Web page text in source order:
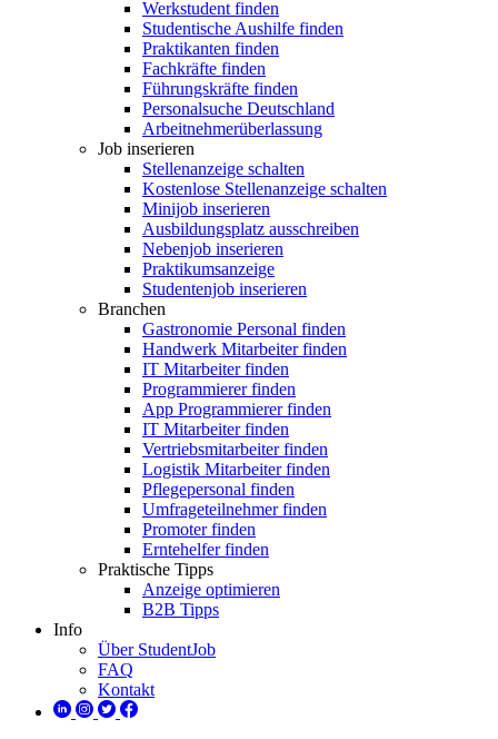
Werkstudent finden
Studentische Aushilfe finden
Praktikanten finden
Fachkräfte finden
Führungskräfte finden
Personalsuche Deutschland
Arbeitnehmerüberlassung
Job inserieren
Stellenanzeige schalten
Kostenlose Stellenanzeige schalten
Minijob inserieren
Ausbildungsplatz ausschreiben
Nebenjob inserieren
Praktikumsanzeige
Studentenjob inserieren
Branchen
Gastronomie Personal finden
Handwerk Mitarbeiter finden
IT Mitarbeiter finden
Programmierer finden
App Programmierer finden
IT Mitarbeiter finden
Vertriebsmitarbeiter finden
Logistik Mitarbeiter finden
Pflegepersonal finden
Umfrageteilnehmer finden
Promoter finden
Erntehelfer finden
Praktische Tipps
Anzeige optimieren
B2B Tipps
Info
Über StudentJob
FAQ
Kontakt